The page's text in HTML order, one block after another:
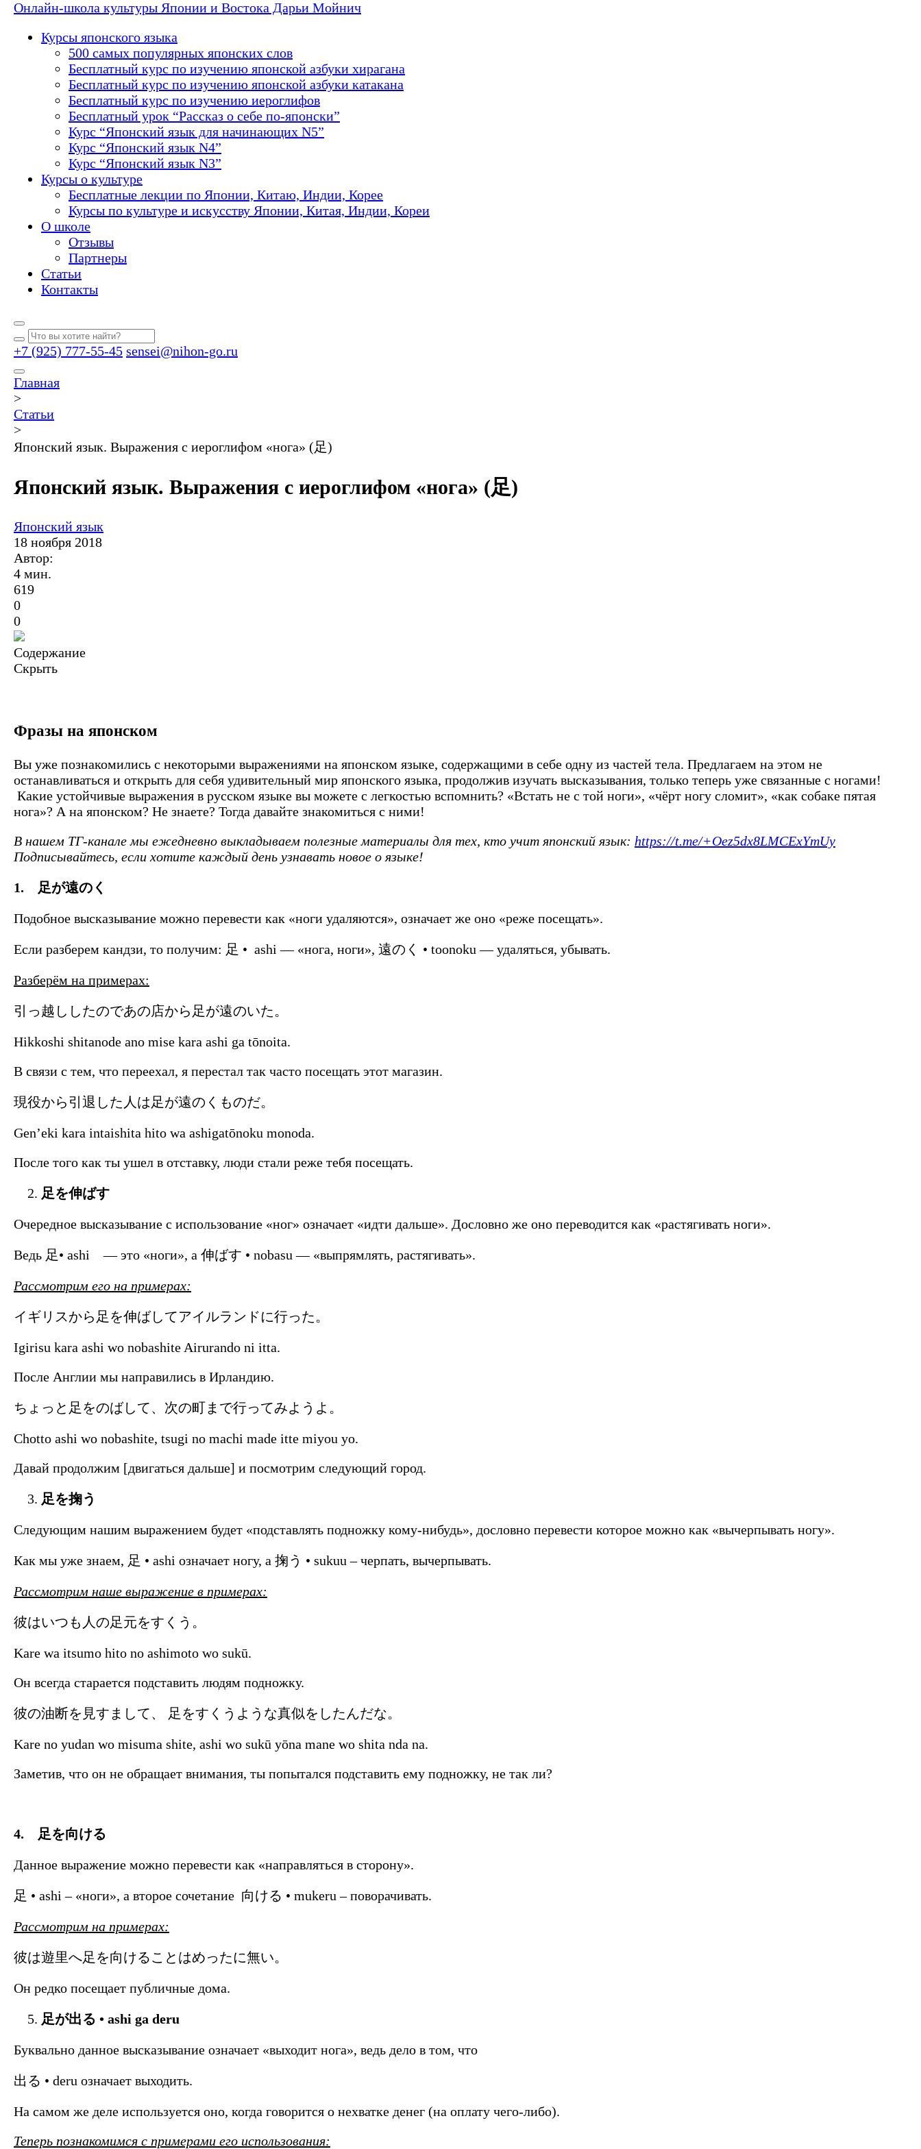
Онлайн-школа культуры Японии и Востока Дарьи Мойнич
Курсы японского языка
500 самых популярных японских слов
Бесплатный курс по изучению японской азбуки хирагана
Бесплатный курс по изучению японской азбуки катакана
Бесплатный курс по изучению иероглифов
Бесплатный урок “Рассказ о себе по-японски”
Курс “Японский язык для начинающих N5”
Курс “Японский язык N4”
Курс “Японский язык N3”
Курсы о культуре
Бесплатные лекции по Японии, Китаю, Индии, Корее
Курсы по культуре и искусству Японии, Китая, Индии, Кореи
О школе
Отзывы
Партнеры
Статьи
Контакты
+7 (925) 777-55-45 sensei@nihon-go.ru
Главная
>
Статьи
>
Японский язык. Выражения с иероглифом «нога» (足)
Японский язык. Выражения с иероглифом «нога» (足)
Японский язык
18 ноября 2018
Автор:
4 мин.
619
0
0
Содержание
Скрыть
Фразы на японском
Вы уже познакомились с некоторыми выражениями на японском языке, содержащими в себе одну из частей тела. Предлагаем на этом не
останавливаться и открыть для себя удивительный мир японского языка, продолжив изучать высказывания, только теперь уже связанные с ногами!
Какие устойчивые выражения в русском языке вы можете с легкостью вспомнить? «Встать не с той ноги», «чёрт ногу сломит», «как собаке пятая
нога»? А на японском? Не знаете? Тогда давайте знакомиться с ними!
В нашем ТГ-канале мы ежедневно выкладываем полезные материалы для тех, кто учит японский язык: https://t.me/+Oez5dx8LMCExYmUy
Подписывайтесь, если хотите каждый день узнавать новое о языке!
1. 足が遠のく
Подобное высказывание можно перевести как «ноги удаляются», означает же оно «реже посещать».
Если разберем кандзи, то получим: 足 • ashi — «нога, ноги», 遠のく • toonoku — удаляться, убывать.
Разберём на примерах:
引っ越ししたのであの店から足が遠のいた。
Hikkoshi shitanode ano mise kara ashi ga tōnoita.
В связи с тем, что переехал, я перестал так часто посещать этот магазин.
現役から引退した人は足が遠のくものだ。
Gen’eki kara intaishita hito wa ashigatōnoku monoda.
После того как ты ушел в отставку, люди стали реже тебя посещать.
足を伸ばす
Очередное высказывание с использование «ног» означает «идти дальше». Дословно же оно переводится как «растягивать ноги».
Ведь 足• ashi — это «ноги», а 伸ばす • nobasu — «выпрямлять, растягивать».
Рассмотрим его на примерах:
イギリスから足を伸ばしてアイルランドに行った。
Igirisu kara ashi wo nobashite Airurando ni itta.
После Англии мы направились в Ирландию.
ちょっと足をのばして、次の町まで行ってみようよ。
Chotto ashi wo nobashite, tsugi no machi made itte miyou yo.
Давай продолжим [двигаться дальше] и посмотрим следующий город.
足を掬う
Следующим нашим выражением будет «подставлять подножку кому-нибудь», дословно перевести которое можно как «вычерпывать ногу».
Как мы уже знаем, 足 • ashi означает ногу, а 掬う • sukuu – черпать, вычерпывать.
Рассмотрим наше выражение в примерах:
彼はいつも人の足元をすくう。
Kare wa itsumo hito no ashimoto wo sukū.
Он всегда старается подставить людям подножку.
彼の油断を見すまして、 足をすくうような真似をしたんだな。
Kare no yudan wo misuma shite, ashi wo sukū yōna mane wo shita nda na.
Заметив, что он не обращает внимания, ты попытался подставить ему подножку, не так ли?
4. 足を向ける
Данное выражение можно перевести как «направляться в сторону».
足 • ashi – «ноги», а второе сочетание 向ける • mukeru – поворачивать.
Рассмотрим на примерах:
彼は遊里へ足を向けることはめったに無い。
Он редко посещает публичные дома.
足が出る • ashi ga deru
Буквально данное высказывание означает «выходит нога», ведь дело в том, что
出る • deru означает выходить.
На самом же деле используется оно, когда говорится о нехватке денег (на оплату чего-либо).
Теперь познакомимся с примерами его использования: